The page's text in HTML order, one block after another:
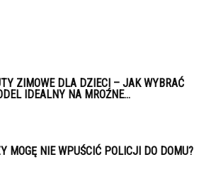
ZIMOWE DLA DZIECI – JAK WYBRAĆ
IDEALNY NA MROŹNE...
MOGĘ NIE WPUŚCIĆ POLICJI DO DOMU?